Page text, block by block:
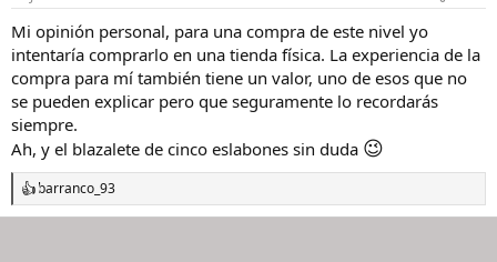
e
s
Mi opinión personal, para una compra de este nivel yo
intentaría comprarlo en una tienda física. La experiencia de la
compra para mí también tiene un valor, uno de esos que no
se pueden explicar pero que seguramente lo recordarás
siempre.
Ah, y el blazalete de cinco eslabones sin duda 😉
R
e
barranco_93